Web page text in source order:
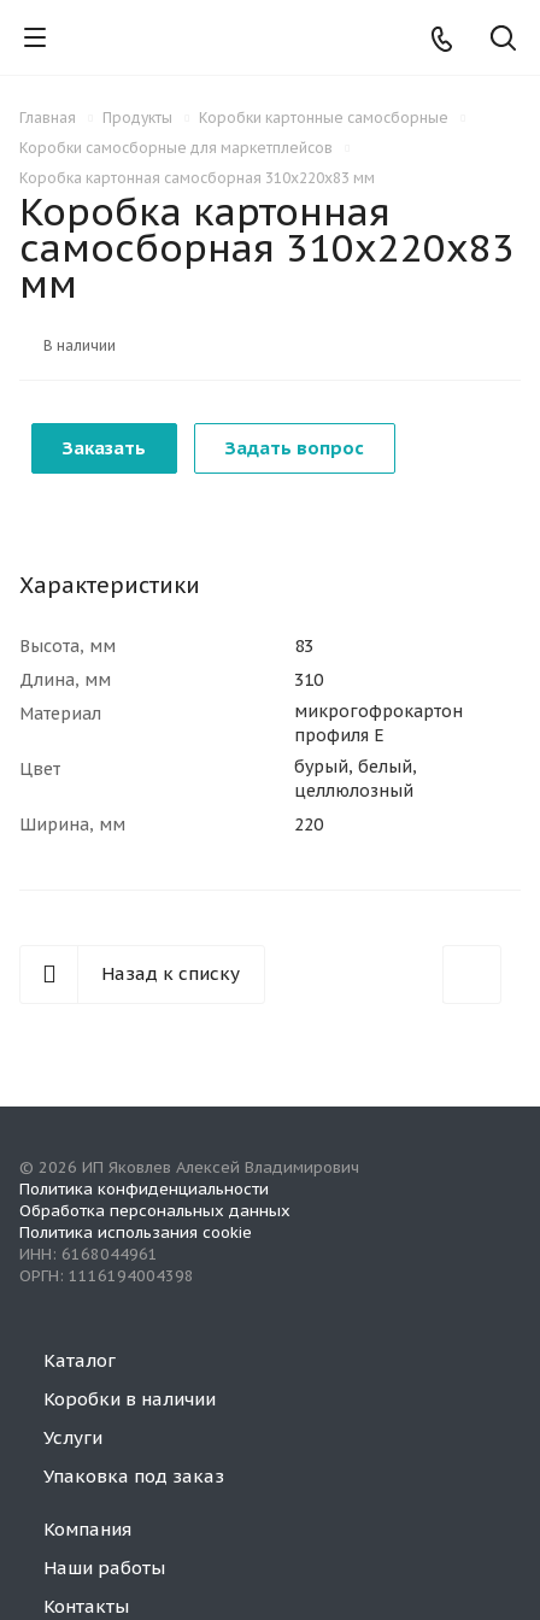
Главная Продукты
Коробки картонные самосборные
Коробки самосборные для маркетплейсов
Коробка картонная самосборная 310х220х83 мм
Коробка картонная
самосборная 310х220х83
мм
В наличии
Заказать Задать вопрос
Характеристики
Высота, мм
83
Длина, мм
310
Материал
микрогофрокартон
профиля Е
Цвет
бурый, белый,
целлюлозный
Ширина, мм
220
Назад к списку
© 2026 ИП Яковлев Алексей Владимирович
Политика конфиденциальности
Обработка персональных данных
Политика использания cookie
ИНН: 6168044961
ОРГН: 1116194004398
Каталог
Коробки в наличии
Услуги
Упаковка под заказ
Компания
Наши работы
Контакты